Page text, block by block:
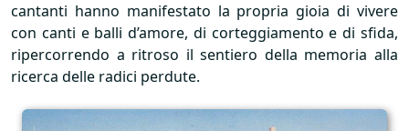
cantanti hanno manifestato la propria gioia di vivere
con canti e balli d’amore, di corteggiamento e di sfida,
ripercorrendo a ritroso il sentiero della memoria alla
ricerca delle radici perdute.